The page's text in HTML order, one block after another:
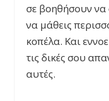
σε βοηθήσουν να
να μάθεις
κοπέλα. Και
τις δικές σου
αυτές.